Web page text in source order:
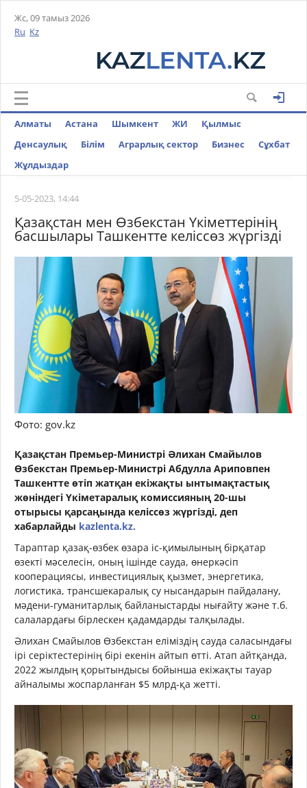
Жс, 09 тамыз 2026
Ru Kz
Алматы Астана Шымкент ЖИ
Қылмыс
Денсаулық
Білім Аграрлық сектор Бизнес
Cұхбат
Жұлдыздар
5-05-2023, 14:44
Қазақстан мен Өзбекстан Үкіметтерінің
басшылары Ташкентте келіссөз жүргізді
Фото: gov.kz
Қазақстан Премьер-Министрі Әлихан Смайылов
Өзбекстан Премьер-Министрі Абдулла Ариповпен
Ташкентте өтіп жатқан екіжақты ынтымақтастық
жөніндегі Үкіметаралық комиссияның 20-шы
отырысы қарсаңында келіссөз жүргізді, деп
хабарлайды kazlenta.kz.
Тараптар қазақ-өзбек өзара іс-қимылының бірқатар
өзекті мәселесін, оның ішінде сауда, өнеркәсіп
кооперациясы, инвестициялық қызмет, энергетика,
логистика, трансшекаралық су нысандарын пайдалану,
мәдени-гуманитарлық байланыстарды нығайту және т.б.
салалардағы бірлескен қадамдарды талқылады.
Әлихан Смайылов Өзбекстан еліміздің сауда саласындағы
ірі серіктестерінің бірі екенін айтып өтті. Атап айтқанда,
2022 жылдың қорытындысы бойынша екіжақты тауар
айналымы жоспарланған $5 млрд-қа жетті.